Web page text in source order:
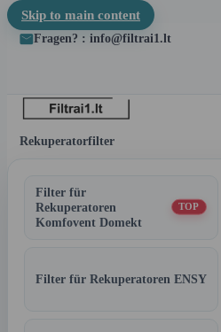
Skip to main content
Fragen? : info@filtrai1.lt
Rekuperatorfilter
Filter für
Rekuperatoren
Komfovent Domekt
TOP
Filter für Rekuperatoren ENSY